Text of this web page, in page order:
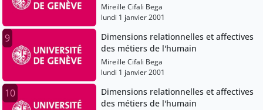
Mireille Cifali Bega
lundi 1 janvier 2001
9
Dimensions relationnelles et affectives
des métiers de l'humain
Mireille Cifali Bega
lundi 1 janvier 2001
10
Dimensions relationnelles et affectives
des métiers de l'humain